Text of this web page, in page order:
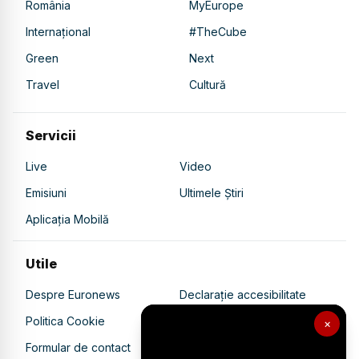
×
România
MyEurope
Internațional
#TheCube
Green
Next
Travel
Cultură
Servicii
Live
Video
Emisiuni
Ultimele Știri
Aplicația Mobilă
Utile
Despre Euronews
Declarație accesibilitate
Politica Cookie
Politica de confidențialitate
Formular de contact